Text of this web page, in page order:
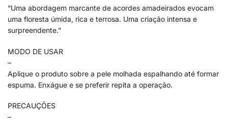
“Uma abordagem marcante de acordes amadeirados evocam
uma floresta úmida, rica e terrosa. Uma criação intensa e
surpreendente.”
MODO DE USAR
–
Aplique o produto sobre a pele molhada espalhando até formar
espuma. Enxágue e se preferir repita a operação.
PRECAUÇÕES
–